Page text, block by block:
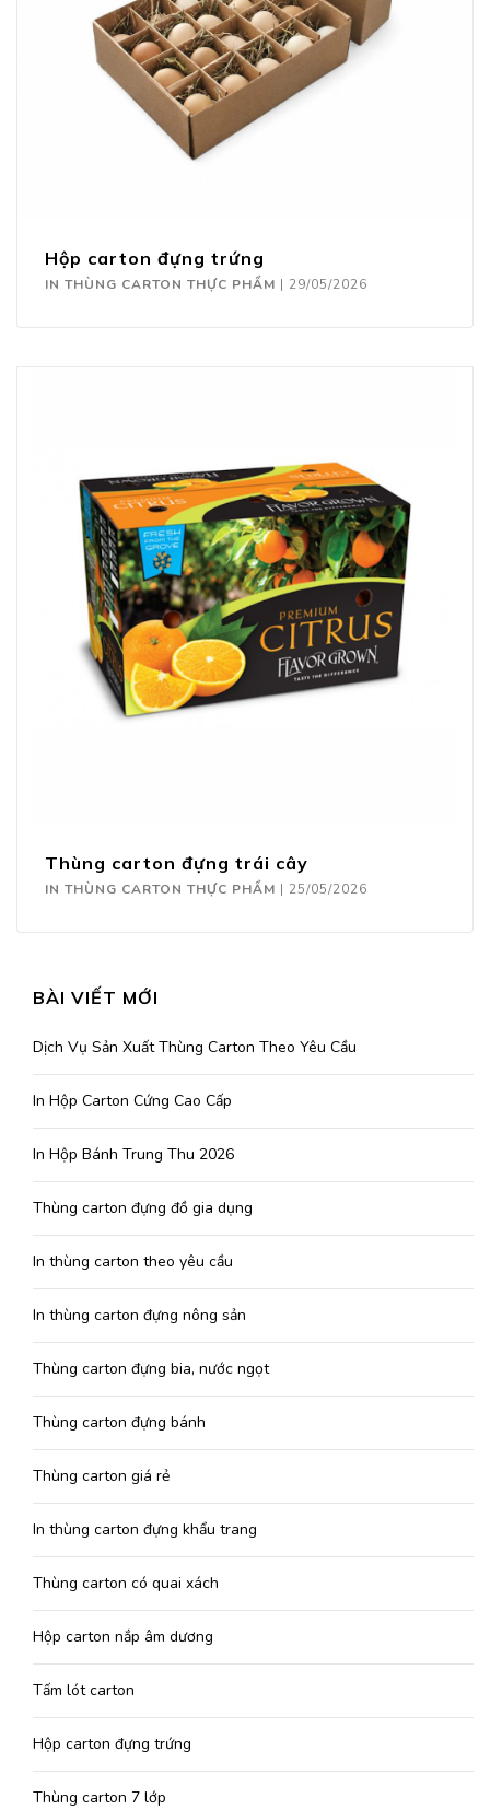
Hộp carton đựng trứng
IN THÙNG CARTON THỰC PHẨM | 29/05/2026
Thùng carton đựng trái cây
IN THÙNG CARTON THỰC PHẨM | 25/05/2026
BÀI VIẾT MỚI
Dịch Vụ Sản Xuất Thùng Carton Theo Yêu Cầu
In Hộp Carton Cứng Cao Cấp
In Hộp Bánh Trung Thu 2026
Thùng carton đựng đồ gia dụng
In thùng carton theo yêu cầu
In thùng carton đựng nông sản
Thùng carton đựng bia, nước ngọt
Thùng carton đựng bánh
Thùng carton giá rẻ
In thùng carton đựng khẩu trang
Thùng carton có quai xách
Hộp carton nắp âm dương
Tấm lót carton
Hộp carton đựng trứng
Thùng carton 7 lớp